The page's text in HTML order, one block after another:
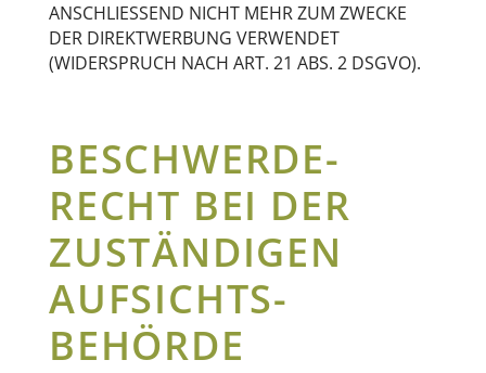
ANSCHLIESSEND NICHT MEHR ZUM ZWECKE
DER DIREKTWERBUNG VERWENDET
(WIDERSPRUCH NACH ART. 21 ABS. 2 DSGVO).
BESCHWERDE­
RECHT BEI DER
ZUSTÄNDIGEN
AUFSICHTS­
BEHÖRDE